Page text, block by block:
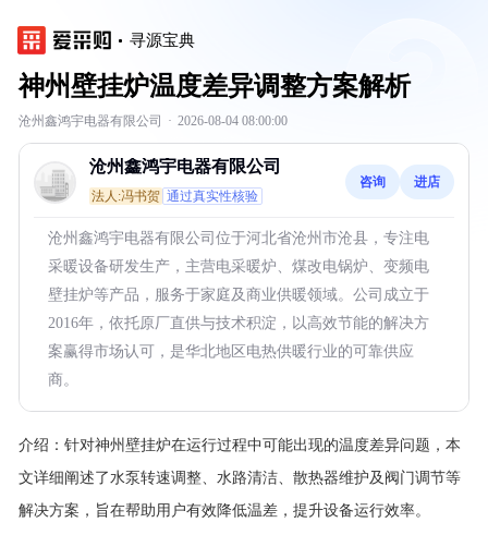
寻源宝典
神州壁挂炉温度差异调整方案解析
沧州鑫鸿宇电器有限公司 · 2026-08-04 08:00:00
沧州鑫鸿宇电器有限公司
法人:冯书贺 通过真实性核验
咨询 进店
沧州鑫鸿宇电器有限公司位于河北省沧州市沧县，专注电
采暖设备研发生产，主营电采暖炉、煤改电锅炉、变频电
壁挂炉等产品，服务于家庭及商业供暖领域。公司成立于
2016年，依托原厂直供与技术积淀，以高效节能的解决方
案赢得市场认可，是华北地区电热供暖行业的可靠供应
商。
介绍： 针对神州壁挂炉在运行过程中可能出现的温度差异问题，本
文详细阐述了水泵转速调整、水路清洁、散热器维护及阀门调节等
解决方案，旨在帮助用户有效降低温差，提升设备运行效率。